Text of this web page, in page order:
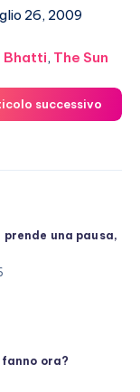
26, 2009
Bhatti, The Sun
successivo
una pausa,
fanno ora?